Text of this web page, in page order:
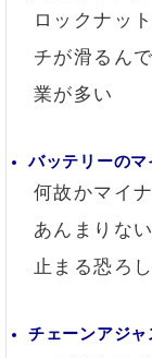
ロックナッ
チが滑るん
業が多い
バッテリーのマ
何故かマイ
あんまりな
止まる恐ろ
チェーンアジャ